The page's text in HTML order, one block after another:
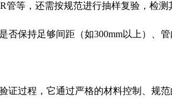
管等，还需按规范进行抽样复验，检
保持足够间距（如300mm以上）、
程，它通过严格的材料控制、规范